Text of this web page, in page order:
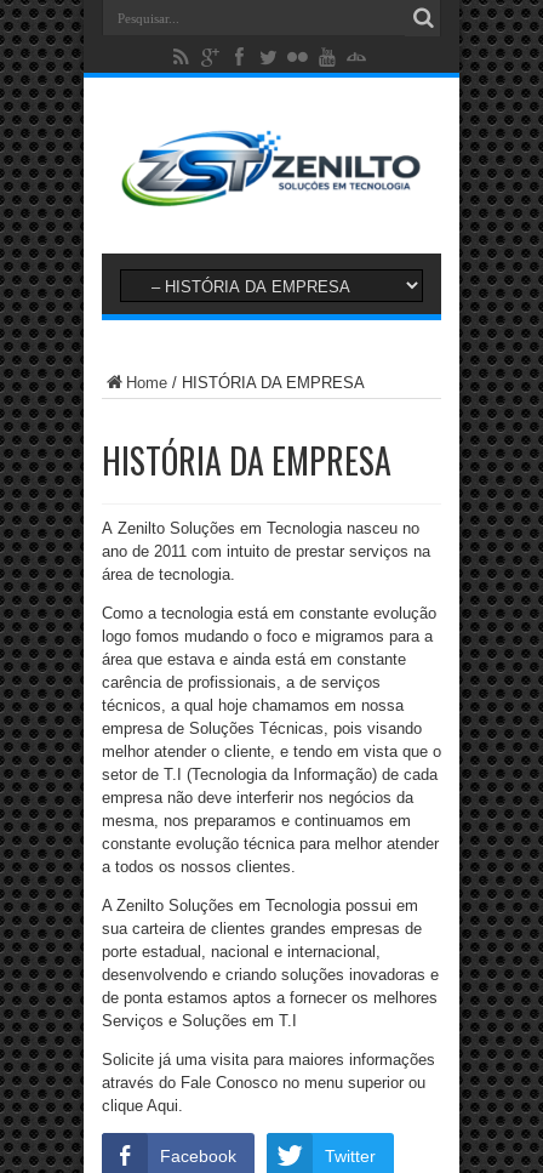
Home / HISTÓRIA DA EMPRESA
HISTÓRIA DA EMPRESA
A Zenilto Soluções em Tecnologia nasceu no
ano de 2011 com intuito de prestar serviços na
área de tecnologia.
Como a tecnologia está em constante evolução
logo fomos mudando o foco e migramos para a
área que estava e ainda está em constante
carência de profissionais, a de serviços
técnicos, a qual hoje chamamos em nossa
empresa de Soluções Técnicas, pois visando
melhor atender o cliente, e tendo em vista que o
setor de T.I (Tecnologia da Informação) de cada
empresa não deve interferir nos negócios da
mesma, nos preparamos e continuamos em
constante evolução técnica para melhor atender
a todos os nossos clientes.
A Zenilto Soluções em Tecnologia possui em
sua carteira de clientes grandes empresas de
porte estadual, nacional e internacional,
desenvolvendo e criando soluções inovadoras e
de ponta estamos aptos a fornecer os melhores
Serviços e Soluções em T.I
Solicite já uma visita para maiores informações
através do Fale Conosco no menu superior ou
clique Aqui.
Facebook Twitter